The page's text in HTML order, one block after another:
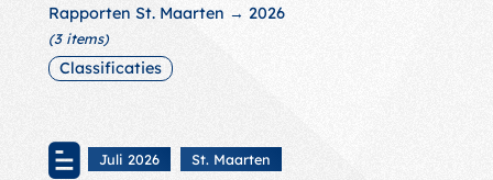
Rapporten St. Maarten → 2026
(3 items)
Classificaties
Juli 2026 St. Maarten